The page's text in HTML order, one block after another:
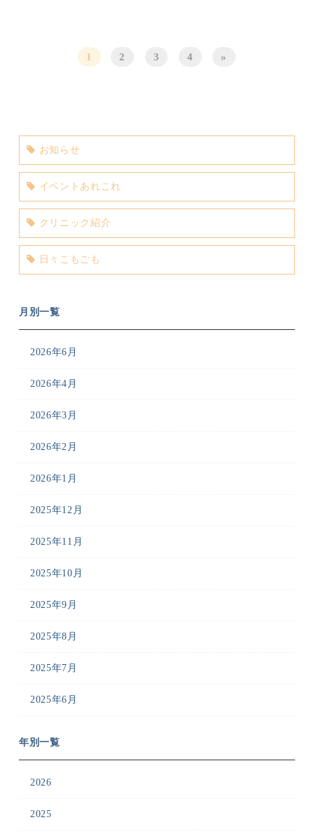
1 2 3 4 »
お知らせ
イベントあれこれ
クリニック紹介
日々こもごも
月別一覧
2026年6月
2026年4月
2026年3月
2026年2月
2026年1月
2025年12月
2025年11月
2025年10月
2025年9月
2025年8月
2025年7月
2025年6月
年別一覧
2026
2025